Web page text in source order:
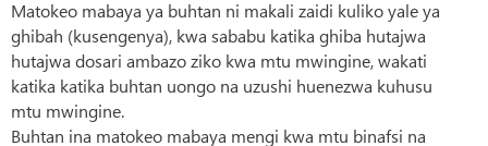
Matokeo mabaya ya buhtan ni makali zaidi kuliko yale ya
ghibah (kusengenya), kwa sababu katika ghiba hutajwa
hutajwa dosari ambazo ziko kwa mtu mwingine, wakati
katika katika buhtan uongo na uzushi huenezwa kuhusu
mtu mwingine.
Buhtan ina matokeo mabaya mengi kwa mtu binafsi na